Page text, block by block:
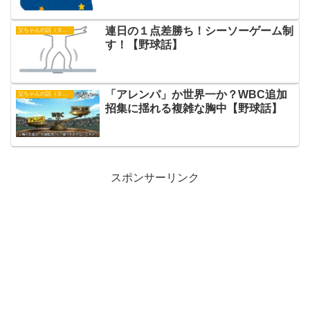
父ちゃんの話（タイガース）
連日の１点差勝ち！シーソーゲーム制
す！【野球話】
「アレンパ」か世界一か？WBC追加
招集に揺れる複雑な胸中【野球話】
スポンサーリンク